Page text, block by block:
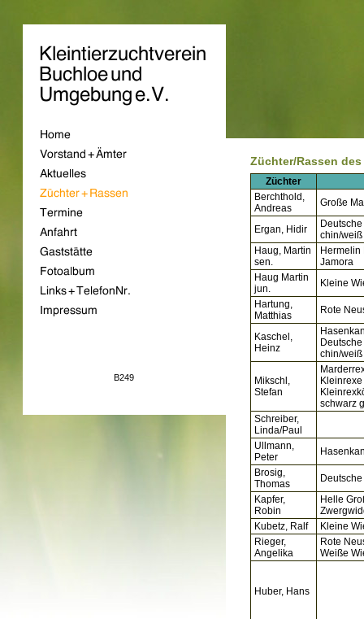
B249
Züchter/Rassen
Züchter
Berchthold,
Andreas
Große
Ergan, Hidir
chin/weiß
Haug, Martin
sen.
Hermelin
Jamora
Haug Martin
jun.
Kleine
Hartung,
Matthias
Rote
Kaschel,
Heinz
chin/weiß
Mikschl,
Stefan
schwarz
Schreiber,
Linda/Paul
Ullmann,
Peter
Brosig,
Thomas
Kapfer,
Robin
Helle
Kubetz, Ralf
Kleine
Rieger,
Angelika
Rote
Weiße
Huber, Hans